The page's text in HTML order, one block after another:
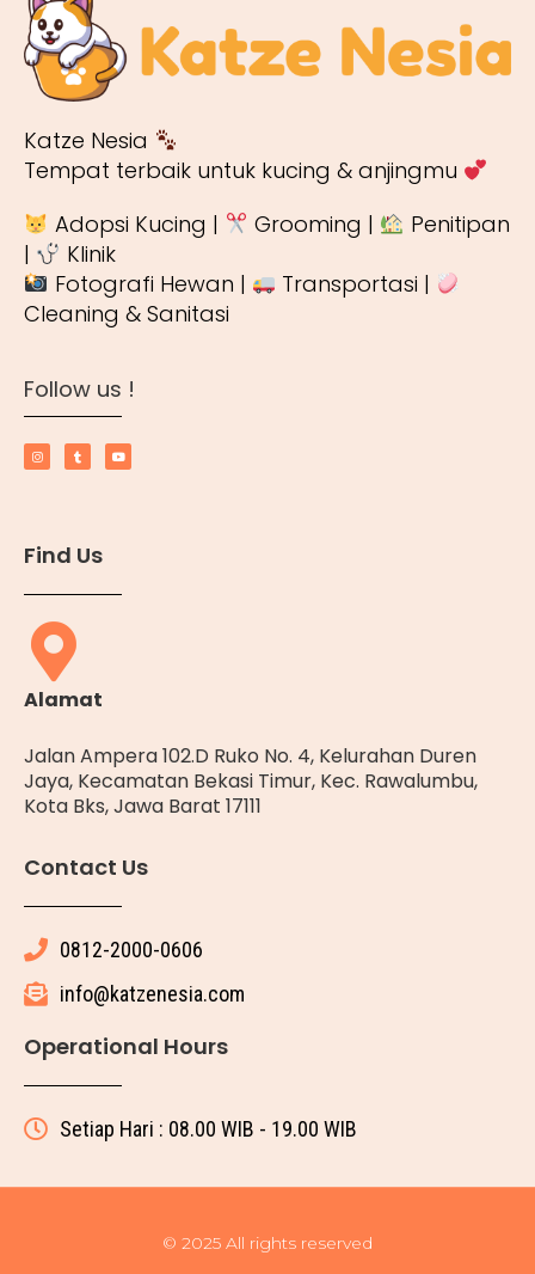
Katze Nesia
Tempat terbaik untuk kucing & anjingmu
Adopsi Kucing |
Grooming |
Penitipan
|
Klinik
Fotografi Hewan |
Transportasi |
Cleaning & Sanitasi
Follow us !
Find Us
Alamat
Jalan Ampera 102.D Ruko No. 4, Kelurahan Duren
Jaya, Kecamatan Bekasi Timur, Kec. Rawalumbu,
Kota Bks, Jawa Barat 17111
Contact Us
0812-2000-0606
info@katzenesia.com
Operational Hours
Setiap Hari : 08.00 WIB - 19.00 WIB
© 2025 All rights reserved